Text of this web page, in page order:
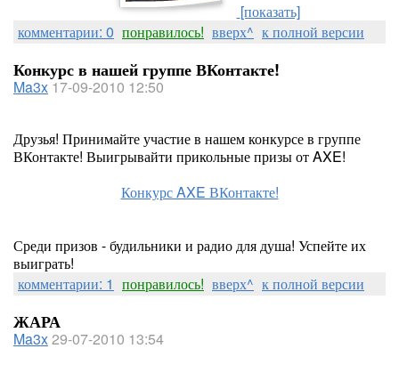
[показать]
комментарии: 0 понравилось! вверх^ к полной версии
Конкурс в нашей группе ВКонтакте!
Ma3x 17-09-2010 12:50
Друзья! Принимайте участие в нашем конкурсе в группе
ВКонтакте! Выигрывайти прикольные призы от AXE!
Конкурс AXE ВКонтакте!
Среди призов - будильники и радио для душа! Успейте их
выиграть!
комментарии: 1 понравилось! вверх^ к полной версии
ЖАРА
Ma3x29-07-2010 13:54